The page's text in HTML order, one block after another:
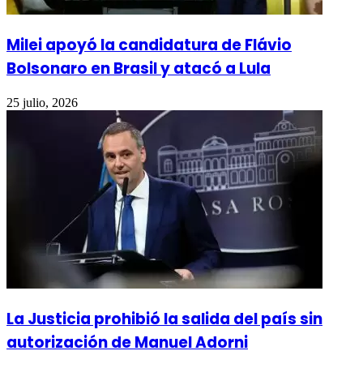
Milei apoyó la candidatura de Flávio
Bolsonaro en Brasil y atacó a Lula
25 julio, 2026
La Justicia prohibió la salida del país sin
autorización de Manuel Adorni